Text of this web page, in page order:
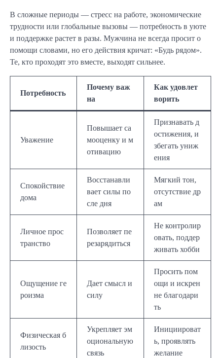
В сложные периоды — стресс на работе, экономические
трудности или глобальные вызовы — потребность в уюте
и поддержке растет в разы. Мужчина не всегда просит о
помощи словами, но его действия кричат: «Будь рядом».
Те, кто проходят это вместе, выходят сильнее.
Потребность
Почему важ
на
Как удовлет
ворить
Уважение
Повышает са
мооценку и м
отивацию
Признавать д
остижения, и
збегать униж
ения
Спокойствие
дома
Восстанавли
вает силы по
сле дня
Мягкий тон,
отсутствие др
ам
Личное прос
транство
Позволяет пе
резарядиться
Не контролир
овать, поддер
живать хобби
Ощущение ге
роизма
Дает смысл и
силу
Просить пом
ощи и искрен
не благодари
ть
Физическая б
лизость
Укрепляет эм
оциональную
связь
Инициироват
ь, проявлять
желание